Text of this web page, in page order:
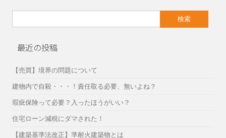
索:
最近の投稿
【売買】境界の問題について
建物内で自殺・・・！責任取る必要、無いよね？
瑕疵保険って必要？入ったほうがいい？
住宅ローン減税にダマされた！
【建築基準法改正】準耐火建築物とは